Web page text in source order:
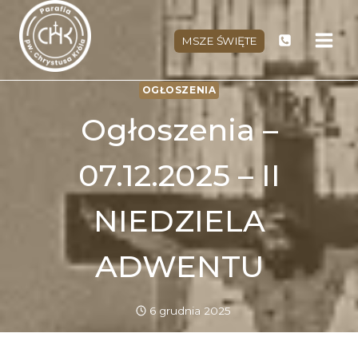
Przejdź
treści
MSZE ŚWIĘTE
OGŁOSZENIA
Ogłoszenia –
07.12.2025 – II
NIEDZIELA
ADWENTU
6 grudnia 2025